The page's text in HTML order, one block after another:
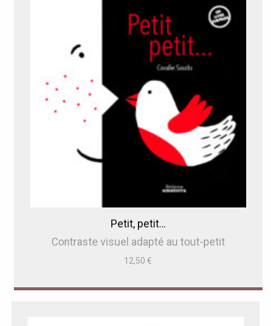
Petit, petit…
Contraste visuel adapté au tout-petit
12,50€